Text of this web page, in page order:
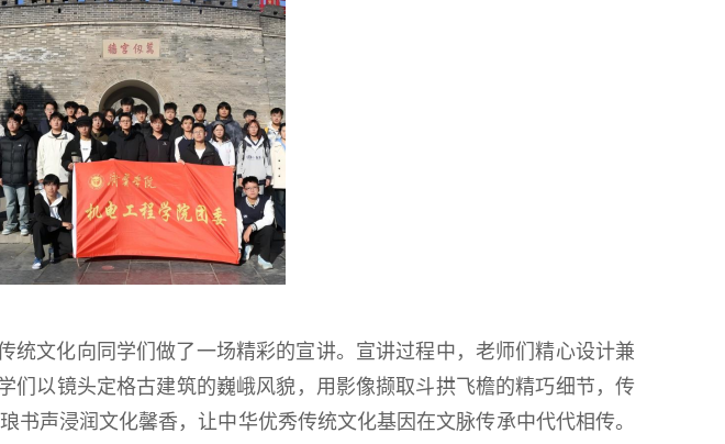
文化向同学们做了一场精彩的宣讲。宣讲过程中，老师们精心设计兼
以镜头定格古建筑的巍峨风貌，用影像撷取斗拱飞檐的精巧细节，传
声浸润文化馨香，让中华优秀传统文化基因在文脉传承中代代相传。